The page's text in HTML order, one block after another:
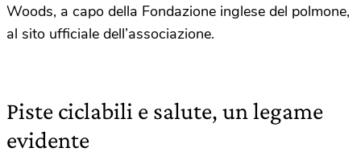
Woods, a capo della Fondazione inglese del polmone,
al sito ufficiale dell’associazione.
Piste ciclabili e salute, un legame
evidente